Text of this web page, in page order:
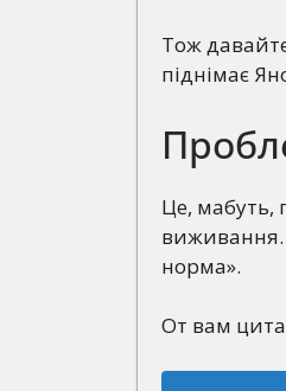
Тож
піднімає
Це, мабуть,
виживання.
норма».
От вам